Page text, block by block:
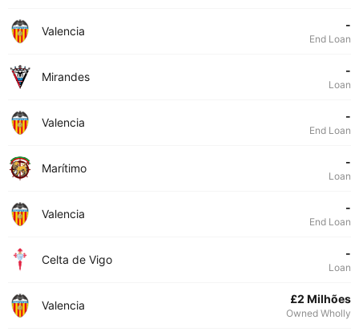
Valencia -
End Loan
Mirandes -
Loan
Valencia -
End Loan
Marítimo -
Loan
Valencia -
End Loan
Celta de Vigo -
Loan
Valencia £2 Milhões
Owned Wholly